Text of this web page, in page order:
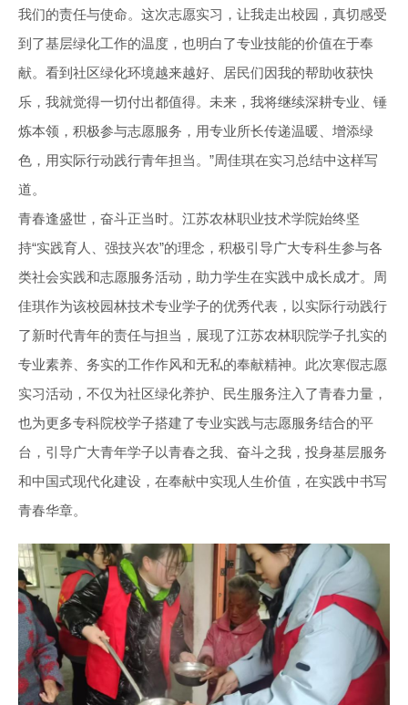
我们的责任与使命。这次志愿实习，让我走出校园，真切感受
到了基层绿化工作的温度，也明白了专业技能的价值在于奉
献。看到社区绿化环境越来越好、居民们因我的帮助收获快
乐，我就觉得一切付出都值得。未来，我将继续深耕专业、锤
炼本领，积极参与志愿服务，用专业所长传递温暖、增添绿
色，用实际行动践行青年担当。”周佳琪在实习总结中这样写
道。
青春逢盛世，奋斗正当时。江苏农林职业技术学院始终坚
持“实践育人、强技兴农”的理念，积极引导广大专科生参与各
类社会实践和志愿服务活动，助力学生在实践中成长成才。周
佳琪作为该校园林技术专业学子的优秀代表，以实际行动践行
了新时代青年的责任与担当，展现了江苏农林职院学子扎实的
专业素养、务实的工作作风和无私的奉献精神。此次寒假志愿
实习活动，不仅为社区绿化养护、民生服务注入了青春力量，
也为更多专科院校学子搭建了专业实践与志愿服务结合的平
台，引导广大青年学子以青春之我、奋斗之我，投身基层服务
和中国式现代化建设，在奉献中实现人生价值，在实践中书写
青春华章。